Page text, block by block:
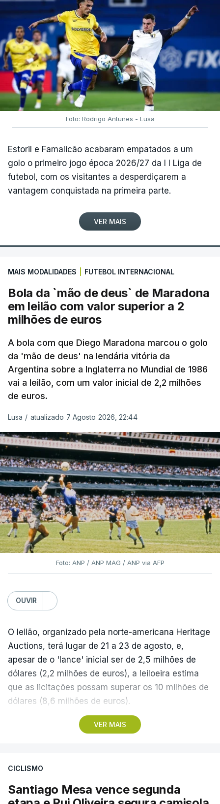
Foto: Rodrigo Antunes - Lusa
Estoril e Famalicão acabaram empatados a um
golo o primeiro jogo época 2026/27 da I I Liga de
futebol, com os visitantes a desperdiçarem a
vantagem conquistada na primeira parte.
VER MAIS
MAIS MODALIDADES FUTEBOL INTERNACIONAL
Bola da `mão de deus` de Maradona
em leilão com valor superior a 2
milhões de euros
A bola com que Diego Maradona marcou o golo
da 'mão de deus' na lendária vitória da
Argentina sobre a Inglaterra no Mundial de 1986
vai a leilão, com um valor inicial de 2,2 milhões
de euros.
Lusa / atualizado 7 Agosto 2026, 22:44
Foto: ANP / ANP MAG / ANP via AFP
OUVIR
VER MAIS
O leilão, organizado pela norte-americana Heritage
Auctions, terá lugar de 21 a 23 de agosto, e,
apesar de o 'lance' inicial ser de 2,5 milhões de
dólares (2,2 milhões de euros), a leiloeira estima
que as licitações possam superar os 10 milhões de
dólares (8,6 milhões de euros).
A camisola utilizada pelo astro argentino durante
1986, na Cidade do México, foi vendida por um
valor recorde de 9,3 milhões de dólares (oito
milhões de euros) em 2022.
CICLISMO
Santiago Mesa vence segunda